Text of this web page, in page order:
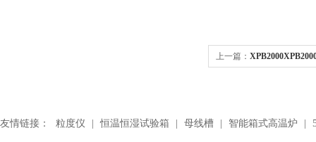
上一篇：
友情链接： 粒度仪 恒温恒湿试验箱 母线槽 智能箱式高温炉